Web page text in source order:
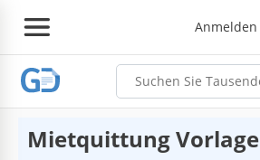
Anmelden
Mietquittung Vorlage